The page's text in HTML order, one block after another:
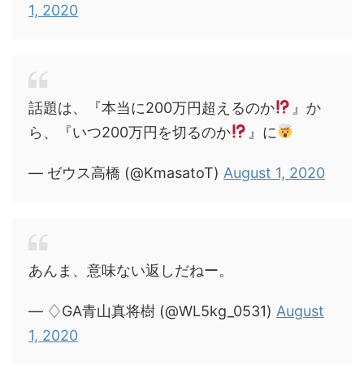
1, 2020
話題は、『本当に200万円超えるのか
』か
ら、『いつ200万円を切るのか
』に
— ゼウス高橋 (@KmasatoT) August 1, 2020
あんま、意味ない返しだねー。
— ♢GA青山真将樹 (@WL5kg_0531) August
1, 2020